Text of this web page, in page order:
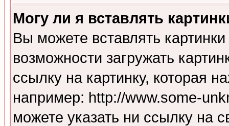
Могу ли я вставлять
Вы можете вставлять
возможности загружать
ссылку на картинку, которая
например: http://www.some-
можете указать ни ссылку на